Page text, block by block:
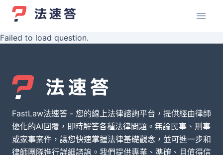
Failed to load question.
FastLaw法速答 - 您的線上法律諮詢平台，提供經由律師
優化的AI回覆，即時解答各種法律問題。無論民事、刑事
或家事案件，讓您快速掌握法律基礎觀念，並可進一步和
律師團隊進行詳細諮詢。我們提供專業、準確、且值得信